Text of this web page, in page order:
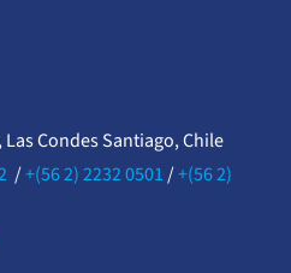
Las Condes Santiago, Chile
/+(56 2) 2232 0501/+(56 2)